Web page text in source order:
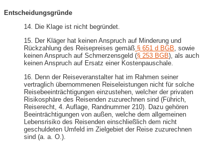
Entscheidungsgründe
14. Die Klage ist nicht begründet.
15. Der Kläger hat keinen Anspruch auf Minderung und
Rückzahlung des Reisepreises gemäß § 651 d BGB , sowie
keinen Anspruch auf Schmerzensgeld (§ 253 BGB), als auch
keinen Anspruch auf Ersatz einer Kostenpauschale.
16. Denn der Reiseveranstalter hat im Rahmen seiner
vertraglich übernommenen Reiseleistungen nicht für solche
Reisebeeinträchtigungen einzustehen, welcher der privaten
Risikosphäre des Reisenden zuzurechnen sind (Führich,
Reiserecht, 4. Auflage, Randnummer 210). Dazu gehören
Beeinträchtigungen von außen, welche dem allgemeinen
Lebensrisiko des Reisenden einschließlich dem nicht
geschuldeten Umfeld im Zielgebiet der Reise zuzurechnen
sind (a. a. O.).